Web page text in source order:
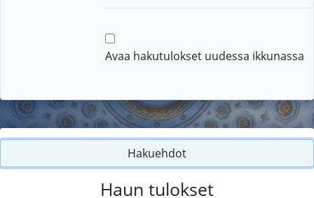
Avaa hakutulokset uudessa ikkunassa
Hakuehdot
Haun tulokset